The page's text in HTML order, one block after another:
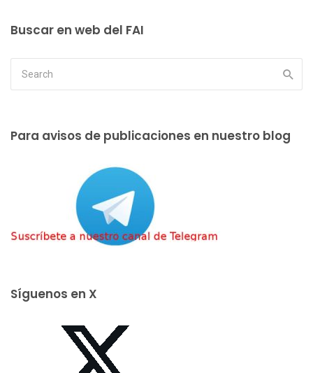
Buscar en web del FAI
Para avisos de publicaciones en nuestro blog
Síguenos en X